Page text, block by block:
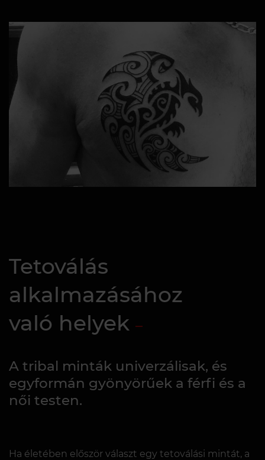
Tetoválás
alkalmazásához
való helyek
A tribal minták univerzálisak, és
egyformán gyönyörűek a férfi és a
női testen.
Ha életében először választ egy tetoválási mintát, a